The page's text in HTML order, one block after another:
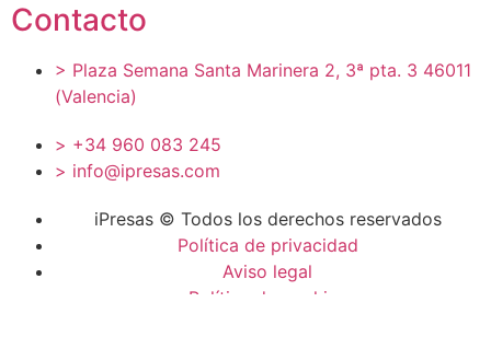
Contacto
> Plaza Semana Santa Marinera 2, 3ª pta. 3 46011
(Valencia)
> +34 960 083 245
> info@ipresas.com
iPresas © Todos los derechos reservados
Política de privacidad
Aviso legal
Política de cookies